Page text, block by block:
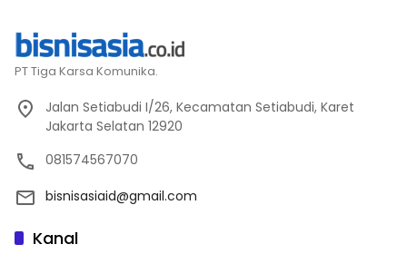
PT Tiga Karsa Komunika.
Jalan Setiabudi I/26, Kecamatan Setiabudi, Karet
Jakarta Selatan 12920
081574567070
bisnisasiaid@gmail.com
Kanal